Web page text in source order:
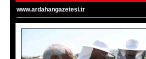
www.ardahangazetesi.tr